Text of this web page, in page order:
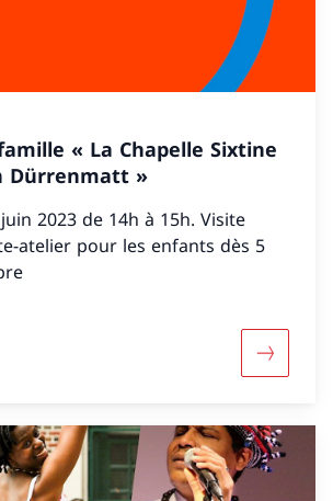
« La Chapelle Sixtine
Dürrenmatt »
2023 de 14h à 15h. Visite
atelier pour les enfants dès 5